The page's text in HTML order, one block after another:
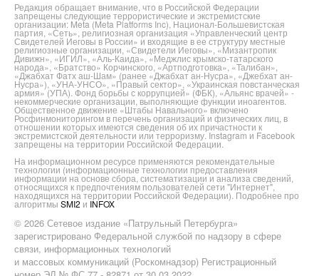
Редакция обращает внимание, что в Российской Федерации
запрещены следующие террористические и экстремистские
организации: Meta (Meta Platforms Inc), Национал-Большевистская
партия, «Сеть», религиозная организация «Управленческий центр
Свидетелей Иеговы в России» и входящие в ее структуру местные
религиозные организации, «Свидетели Иеговы», «Мизантропик
Дивижн», «ИГИЛ», «Аль-Каида», «Меджлис крымско-татарского
народа», «Братство» Корчинского, «Артподготовка», «Талибан»,
«Джабхат Фатх аш-Шам» (ранее «Джабхат ан-Нусра», «Джебхат ан-
Нусра»), «УНА-УНСО», «Правый сектор», «Украинская повстанческая
армия» (УПА). Фонд борьбы с коррупцией» (ФБК), «Альянс врачей» -
некоммерческие организации, выполняющие функции иноагентов.
Общественное движение «Штабы Навального» включено
Росфинмониторингом в перечень организаций и физических лиц, в
отношении которых имеются сведения об их причастности к
экстремистской деятельности или терроризму. Instagram и Facebook
запрещены на территории Российской Федерации.
На информационном ресурсе применяются рекомендательные
технологии (информационные технологии предоставления
информации на основе сбора, систематизации и анализа сведений,
относящихся к предпочтениям пользователей сети "Интернет",
находящихся на территории Российской Федерации). Подробнее про
алгоритмы SMI2 и INFOX
© 2026 Сетевое издание «Патрульный Петербурга»
зарегистрировано Федеральной службой по надзору в сфере
связи, информационных технологий
и массовых коммуникаций (Роскомнадзор) Регистрационный